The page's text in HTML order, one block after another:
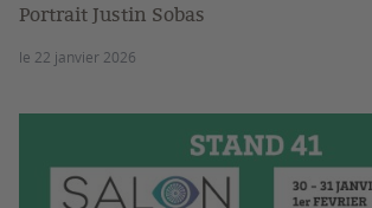
Portrait Justin Sobas
le 22 janvier 2026